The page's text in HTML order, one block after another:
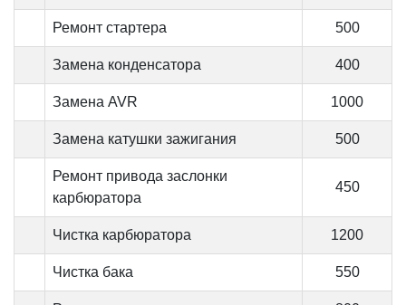
Ремонт стартера 500
Замена конденсатора 400
Замена AVR 1000
Замена катушки зажигания 500
Ремонт привода заслонки
карбюратора
450
Чистка карбюратора 1200
Чистка бака 550